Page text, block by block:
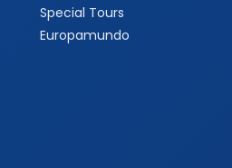
Special Tours
Europamundo